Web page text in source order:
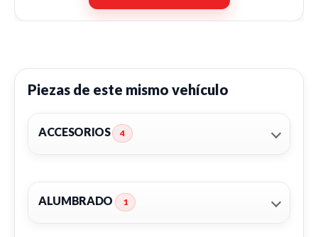
Piezas de este mismo vehículo
ACCESORIOS 4
ALUMBRADO 1